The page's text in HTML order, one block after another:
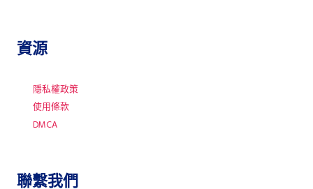
資源
隱私權政策
使用條款
DMCA
聯繫我們